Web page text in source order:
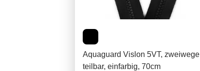
Aquaguard Vislon 5VT, zweiwege
teilbar, einfarbig, 70cm